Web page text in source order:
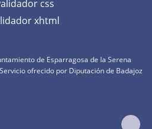
de Esparragosa de la Serena
Servicio ofrecido por Diputación de Badajoz